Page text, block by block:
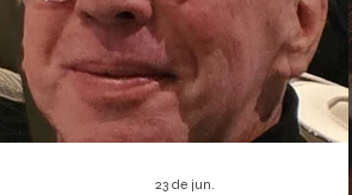
23 de jun.